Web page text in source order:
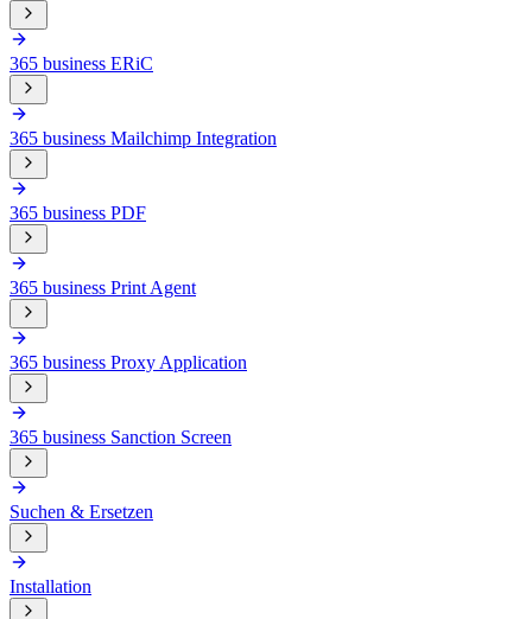
365 business ERiC
365 business Mailchimp Integration
365 business PDF
365 business Print Agent
365 business Proxy Application
365 business Sanction Screen
Suchen & Ersetzen
Installation